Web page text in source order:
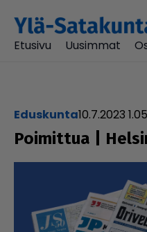
Etusivu
Uusimmat
eduskunta10.7.2023 1.05
Poimittua |